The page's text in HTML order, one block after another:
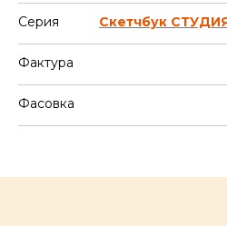
Серия Скетчбук
Фактура
Фасовка